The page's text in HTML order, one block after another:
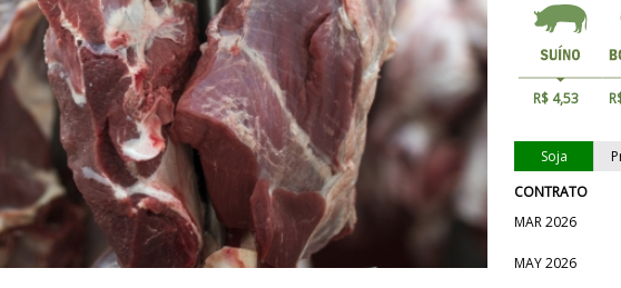
R$ 4,53
Soja
CONTRATO
MAR 2026
MAY 2026